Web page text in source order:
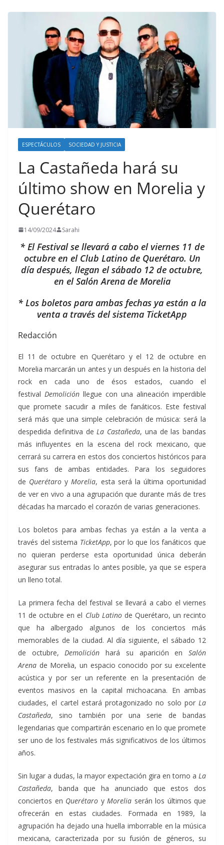
ESPECTÁCULOS SOCIEDAD Y JUSTICIA
La Castañeda hará su
último show en Morelia y
Querétaro
14/09/2024 Sarahi
* El Festival se llevará a cabo el viernes 11 de
octubre en el Club Latino de Querétaro. Un
día después, llegan el sábado 12 de octubre,
en el Salón Arena de Morelia
* Los boletos para ambas fechas ya están a la
venta a través del sistema TicketApp
Redacción
El 11 de octubre en Querétaro y el 12 de octubre en
Morelia marcarán un antes y un después en la historia del
rock en cada uno de ésos estados, cuando el
festival Demolición llegue con una alineación imperdible
que promete sacudir a miles de fanáticos. Este festival
será más que una simple celebración de música: será la
despedida definitiva de La Castañeda, una de las bandas
más influyentes en la escena del rock mexicano, que
cerrará su carrera en estos dos conciertos históricos para
sus fans de ambas entidades. Para los seguidores
de Querétaro y Morelia, esta será la última oportunidad
de ver en vivo a una agrupación que durante más de tres
décadas ha marcado el corazón de varias generaciones.
Los boletos para ambas fechas ya están a la venta a
través del sistema TicketApp, por lo que los fanáticos que
no quieran perderse esta oportunidad única deberán
asegurar sus entradas lo antes posible, ya que se espera
un lleno total.
La primera fecha del festival se llevará a cabo el viernes
11 de octubre en el Club Latinode Querétaro, un recinto
que ha albergado algunos de los conciertos más
memorables de la ciudad. Al día siguiente, el sábado 12
de octubre, Demolición hará su aparición enSalón
Arena de Morelia, un espacio conocido por su excelente
acústica y por ser un referente en la presentación de
eventos masivos en la capital michoacana. En ambas
ciudades, el cartel estará protagonizado no solo por La
Castañeda, sino también por una serie de bandas
legendarias que compartirán escenario en lo que promete
ser uno de los festivales más significativos de los últimos
años.
Sin lugar a dudas, la mayor expectación gira en torno a La
Castañeda, banda que ha anunciado que estos dos
conciertos en Querétaro y Morelia serán los últimos que
ofrecerán en estas ciudades. Formada en 1989, la
agrupación ha dejado una huella imborrable en la música
mexicana, caracterizada por su fusión de géneros, su